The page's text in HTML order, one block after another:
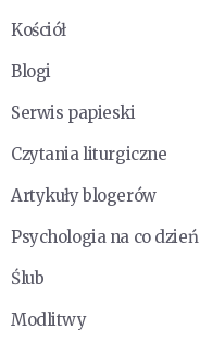
Kościół
Blogi
Serwis papieski
Czytania liturgiczne
Artykuły blogerów
Psychologia na co dzień
Ślub
Modlitwy